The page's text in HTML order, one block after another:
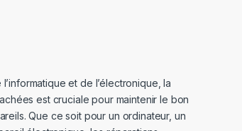
et de l’électronique, la
est cruciale pour maintenir le bon
Que ce soit pour un ordinateur, un